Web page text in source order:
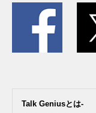
Talk Geniusとは-